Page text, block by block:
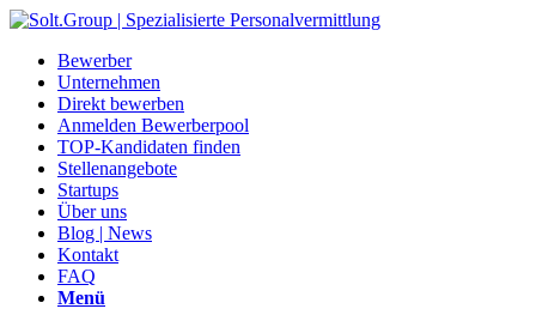
Bewerber
Unternehmen
Direkt bewerben
Anmelden Bewerberpool
TOP-Kandidaten finden
Stellenangebote
Startups
Über uns
Blog | News
Kontakt
FAQ
Menü